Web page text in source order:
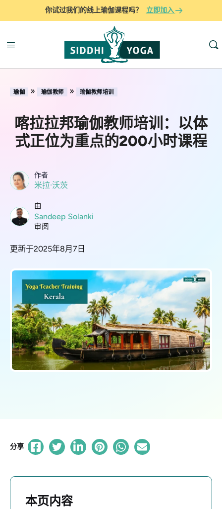
你试过我们的线上瑜伽课程吗？ 立即加入
瑜伽 » 瑜伽教师 » 瑜伽教师培训
喀拉拉邦瑜伽教师培训：以体
式正位为重点的200小时课程
作者
米拉·沃茨
由
Sandeep Solanki
审阅
更新于2025年8月7日
分享
本页内容